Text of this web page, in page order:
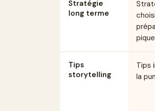
Stratégie
long terme
Tips
storytelling
Tips
la